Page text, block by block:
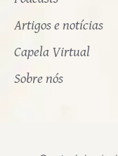
Artigos e notícias
Capela Virtual
Sobre nós